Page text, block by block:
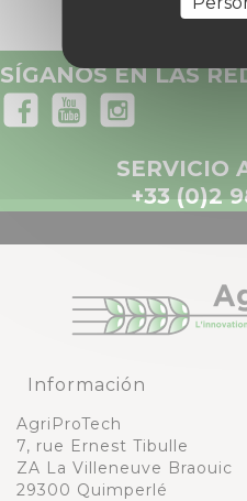
SÍGANOS EN LAS
SERVICIO
+33 (0)2
Información
AgriProTech
7, rue Ernest Tibulle
ZA La Villeneuve Braouic
29300 Quimperlé